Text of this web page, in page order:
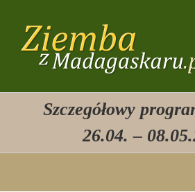
zawartości
Szczegółowy
26.04. –